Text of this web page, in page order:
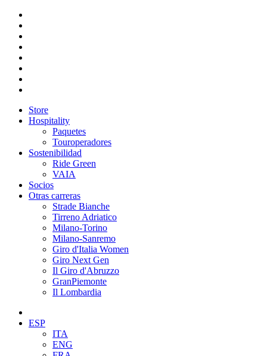
Store
Hospitality
Paquetes
Touroperadores
Sostenibilidad
Ride Green
VAIA
Socios
Otras carreras
Strade Bianche
Tirreno Adriatico
Milano-Torino
Milano-Sanremo
Giro d'Italia Women
Giro Next Gen
Il Giro d'Abruzzo
GranPiemonte
Il Lombardia
ESP
ITA
ENG